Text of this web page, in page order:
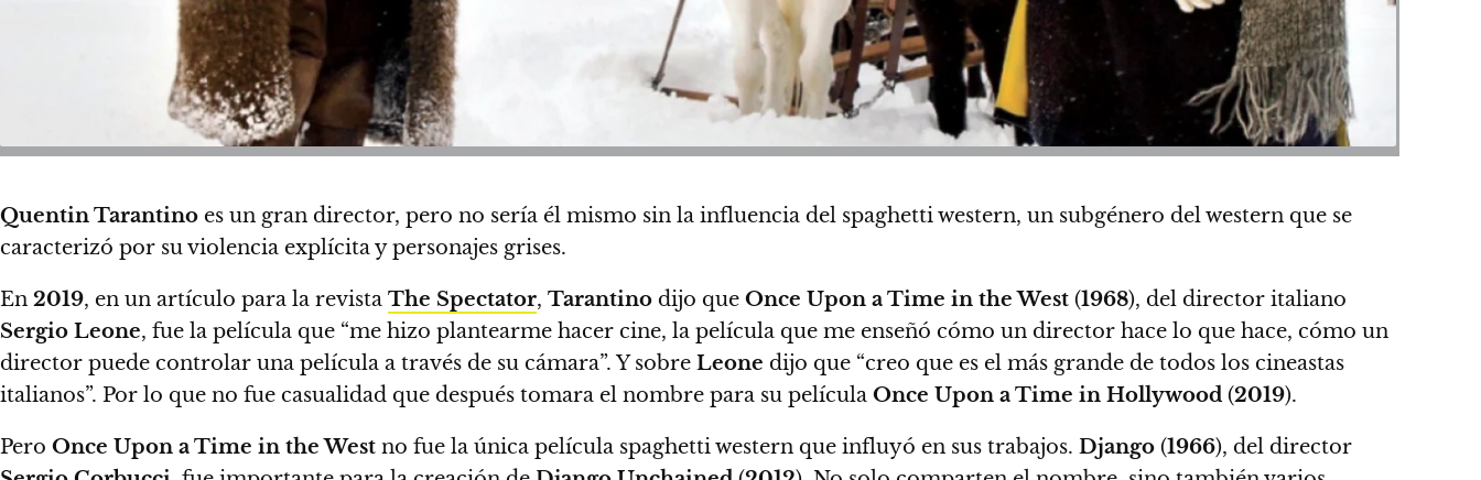
Quentin Tarantino es un gran director, pero no sería él mismo sin la influencia del spaghetti western, un subgénero del western que se
caracterizó por su violencia explícita y personajes grises.
En 2019, en un artículo para la revista The Spectator, Tarantino dijo que Once Upon a Time in the West (1968), del director italiano
Sergio Leone, fue la película que “me hizo plantearme hacer cine, la película que me enseñó cómo un director hace lo que hace, cómo un
director puede controlar una película a través de su cámara”. Y sobre Leone dijo que “creo que es el más grande de todos los cineastas
italianos”. Por lo que no fue casualidad que después tomara el nombre para su película Once Upon a Time in Hollywood (2019).
Pero Once Upon a Time in the West no fue la única película spaghetti western que influyó en sus trabajos. Django (1966), del director